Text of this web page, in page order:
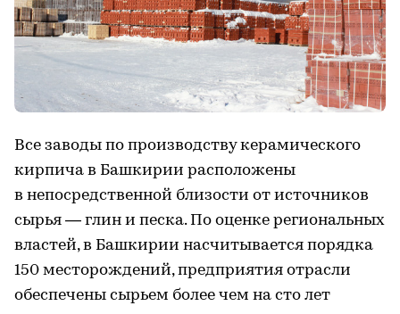
Все заводы по производству керамического
кирпича в Башкирии расположены
в непосредственной близости от источников
сырья — глин и песка. По оценке региональных
властей, в Башкирии насчитывается порядка
150 месторождений, предприятия отрасли
обеспечены сырьем более чем на сто лет